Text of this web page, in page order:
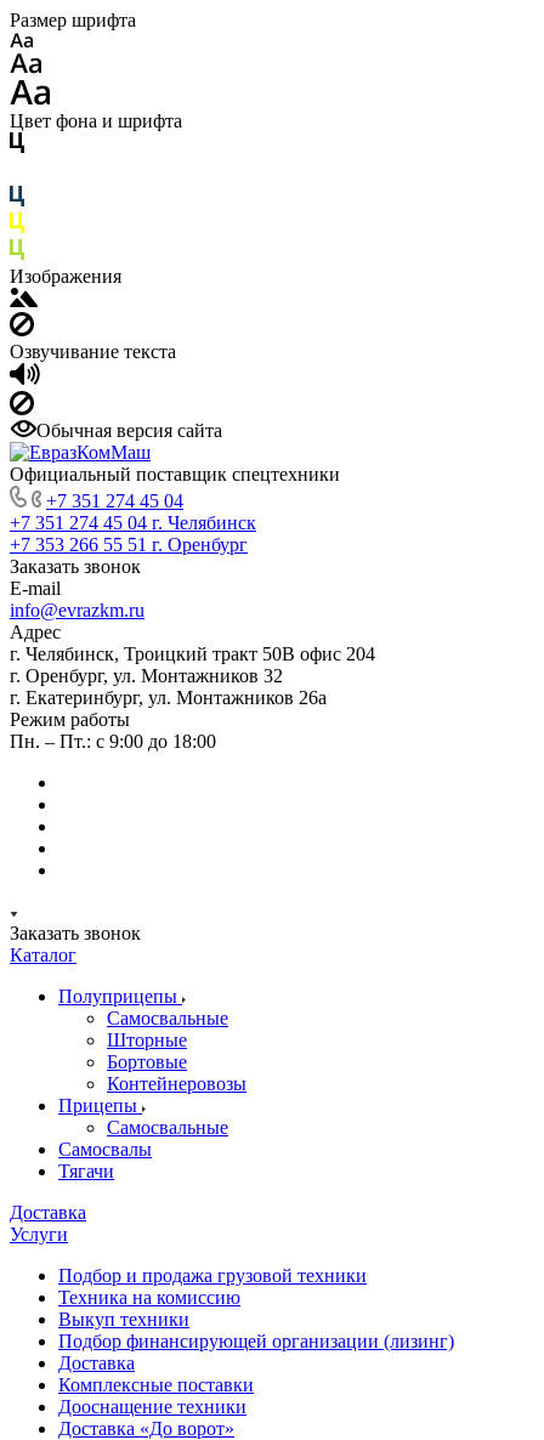
Размер шрифта
Цвет фона и шрифта
Изображения
Озвучивание текста
Обычная версия сайта
Официальный поставщик спецтехники
+7 351 274 45 04
+7 351 274 45 04 г. Челябинск
+7 353 266 55 51 г. Оренбург
Заказать звонок
E-mail
info@evrazkm.ru
Адрес
г. Челябинск, Троицкий тракт 50В офис 204
г. Оренбург, ул. Монтажников 32
г. Екатеринбург, ул. Монтажников 26а
Режим работы
Пн. – Пт.: с 9:00 до 18:00
Заказать звонок
Каталог
Полуприцепы
Самосвальные
Шторные
Бортовые
Контейнеровозы
Прицепы
Самосвальные
Самосвалы
Тягачи
Доставка
Услуги
Подбор и продажа грузовой техники
Техника на комиссию
Выкуп техники
Подбор финансирующей организации (лизинг)
Доставка
Комплексные поставки
Дооснащение техники
Доставка «До ворот»